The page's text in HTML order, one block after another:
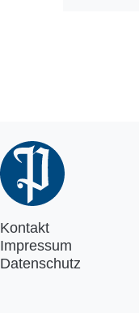
Kontakt
Impressum
Datenschutz